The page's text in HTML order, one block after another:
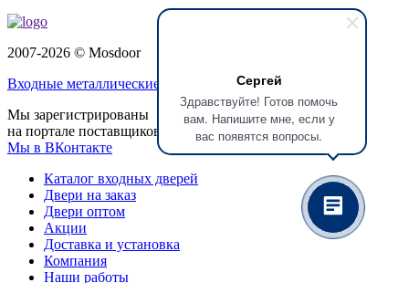
Сергей
Здравствуйте! Готов помочь
вам. Напишите мне, если у
вас появятся вопросы.
2007-2026 © Mosdoor
Входные металлические двери
в Домодедово
Мы зарегистрированы
на портале поставщиков
Мы в ВКонтакте
Каталог входных дверей
Двери на заказ
Двери оптом
Акции
Доставка и установка
Компания
Наши работы